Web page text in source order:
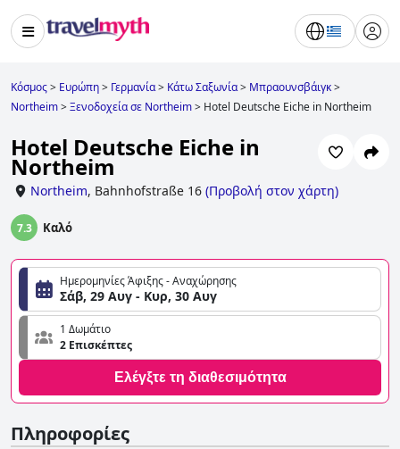
Κόσμος> Ευρώπη> Γερμανία> Κάτω Σαξωνία> Μπραουνσβάιγκ>
Northeim>Ξενοδοχεία σε Northeim> Hotel Deutsche Eiche in Northeim
Hotel Deutsche Eiche in
Northeim
Northeim, Bahnhofstraße 16 (Προβολή στον χάρτη)
7.3 Καλό
Ημερομηνίες Άφιξης - Αναχώρησης
Σάβ, 29 Αυγ - Κυρ, 30 Αυγ
1 Δωμάτιο
2 Επισκέπτες
Ελέγξτε τη διαθεσιμότητα
Πληροφορίες